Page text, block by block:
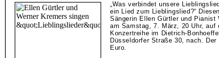
„Was verbindet unsere
ein Lied zum Lieblingslied?“
Sängerin Ellen Gürtler und Pianist
am Samstag, 7. März, 20 Uhr, auf
Konzertreihe im Dietrich-
Düsseldorfer Straße 30, nach.
Euro.